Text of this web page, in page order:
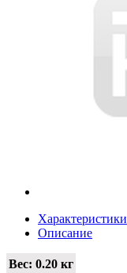
Характеристики
Описание
Вес: 0.20 кг